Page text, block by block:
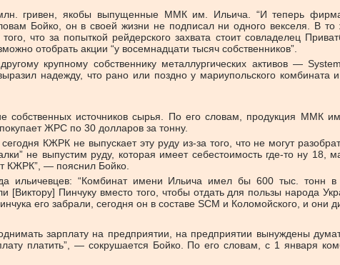
гривен, якобы выпущенные ММК им. Ильича. “И теперь
Бойко, он в своей жизни не подписал ни одного векселя. В
что за попыткой рейдерского захвата стоит совладелец
отобрать акции “у восемнадцати тысяч собственников”.
крупному собственнику металлургических активов —
надежду, что рано или поздно у мариупольского комбината и
собственных источников сырья. По его словам, продукция ММК
ЖРС по 30 долларов за тонну.
КЖРК не выпускает эту руду из-за того, что не могут
не выпустим руду, которая имеет себестоимость где-то ну 18,
КЖРК”, — пояснил Бойко.
ильичевцев: “Комбинат имени Ильича имел бы 600 тыс. тонн
Пинчуку вместо того, чтобы отдать для пользы народа
его забрали, сегодня он в составе SCM и Коломойского, и они
зарплату на предприятии, на предприятии вынуждены
платить”, — сокрушается Бойко. По его словам, с 1 января